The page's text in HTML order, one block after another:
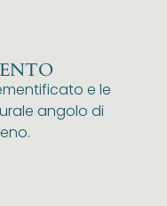
e le
angolo di